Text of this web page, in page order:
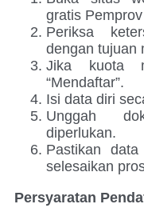
gratis
Periksa
dengan tujuan
Jika kuota
“Mendaftar”.
Isi data diri
Unggah
diperlukan.
Pastikan
selesaikan
Persyaratan